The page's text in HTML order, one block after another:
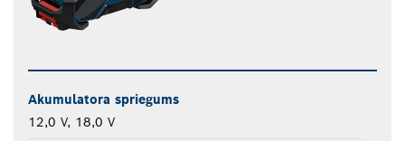
Akumulatora spriegums
12,0 V, 18,0 V